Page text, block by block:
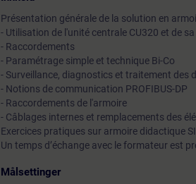
Présentation générale de la solution en
- Utilisation de l'unité centrale CU320 et de
- Raccordements
- Paramétrage simple et technique Bi-Co
- Surveillance, diagnostics et traitement des
- Notions de communication PROFIBUS-DP
- Raccordements de l'armoire
- Câblages internes et remplacements des
Exercices pratiques sur armoire didactique
Un temps d’échange avec le formateur est
Målsettinger